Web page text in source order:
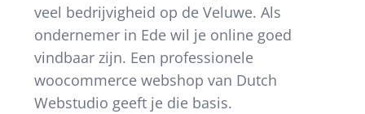
veel bedrijvigheid op de Veluwe. Als
ondernemer in Ede wil je online goed
vindbaar zijn. Een professionele
woocommerce webshop van Dutch
Webstudio geeft je die basis.